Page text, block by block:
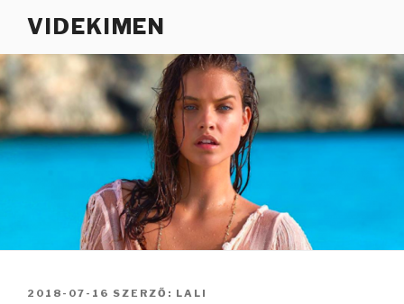
VIDEKIMEN
BEKÜLDVE:
2018-07-16 SZERZŐ: LALI